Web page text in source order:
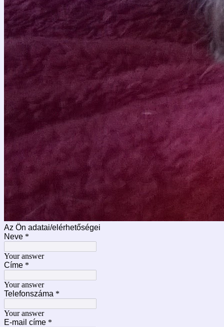
Az Ön adatai/elérhetőségei
Neve *
Your answer
Címe *
Your answer
Telefonszáma *
Your answer
E-mail címe *